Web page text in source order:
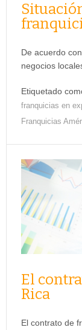
De acuerdo
negocios
Etiquetado
franquicias en
Franquicias
El
Rica
El contrato de